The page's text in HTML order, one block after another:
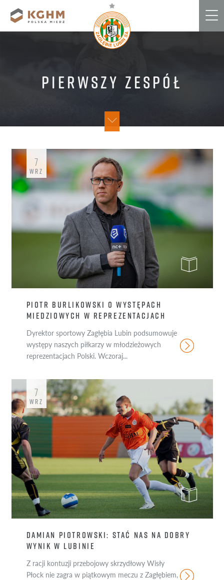
Pierwszy zespół
PIOTR BURLIKOWSKI O WYSTĘPACH
MIEDZIOWYCH W REPREZENTACJACH
Dyrektor sportowy Zagłębia Lubin podsumowuje
występy naszych piłkarzy w młodzieżowych
reprezentacjach Polski. Wczoraj...
7
WRZ
DAMIAN PIOTROWSKI: STAĆ NAS NA DOBRY
WYNIK W LUBINIE
Z racji kontuzji przebojowy skrzydłowy Wisły
Płock nie zagra w piątkowym meczu z Zagłębiem,
7
WRZ